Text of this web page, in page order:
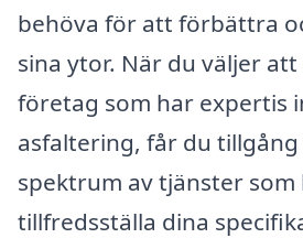
behöva för att förbättra
sina ytor. När du väljer
företag som har expertis
asfaltering, får du
spektrum av tjänster som
tillfredsställa dina